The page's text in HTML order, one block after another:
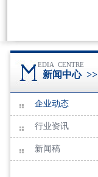
EDIA CENTRE
新闻中心>>
企业动态
行业资讯
新闻稿